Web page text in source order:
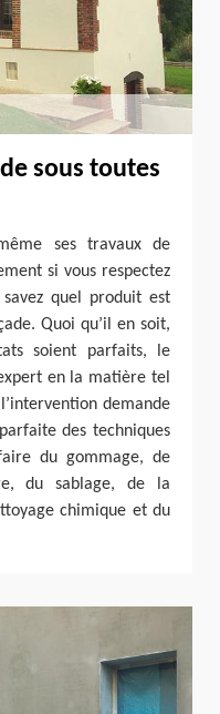
sous toutes
ses travaux de
si vous respectez
quel produit est
Quoi qu’il en soit,
soient parfaits, le
en la matière tel
demande
des techniques
du gommage, de
du sablage, de la
chimique et du